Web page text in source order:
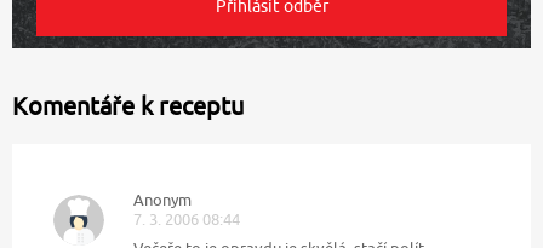
Komentáře k receptu
Anonym
7. 3. 2006 08:44